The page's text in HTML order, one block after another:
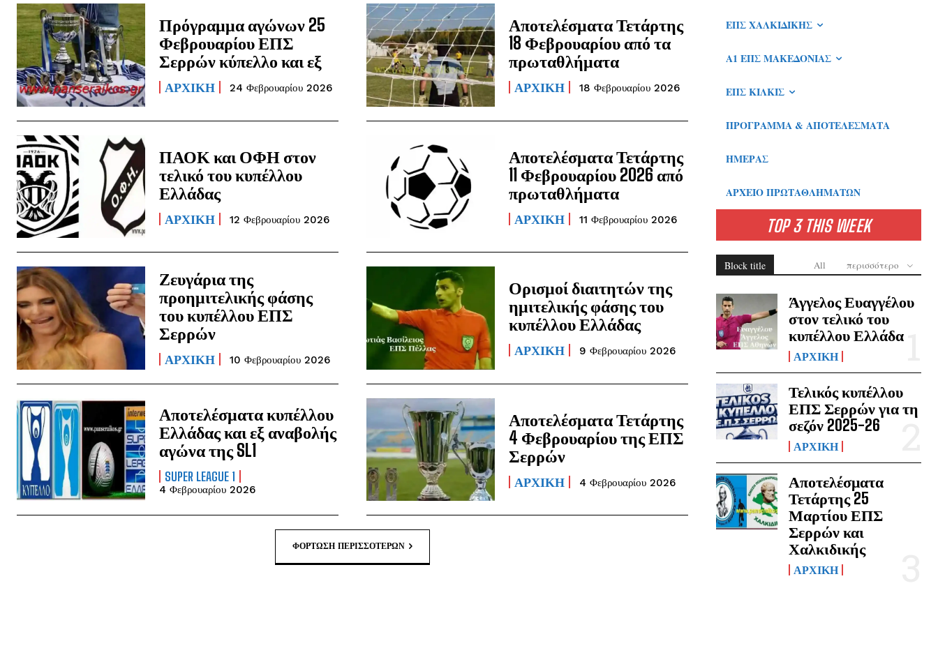
Πρόγραμμα αγώνων 25
Φεβρουαρίου ΕΠΣ
Σερρών κύπελλο και εξ
ΑΡΧΙΚΗ 24 Φεβρουαρίου 2026
Αποτελέσματα Τετάρτης
18 Φεβρουαρίου από τα
πρωταθλήματα
ΑΡΧΙΚΗ 18 Φεβρουαρίου 2026
ΠΑΟΚ και ΟΦΗ στον
τελικό του κυπέλλου
Ελλάδας
ΑΡΧΙΚΗ 12 Φεβρουαρίου 2026
Αποτελέσματα Τετάρτης
11 Φεβρουαρίου 2026 από
πρωταθλήματα
ΑΡΧΙΚΗ 11 Φεβρουαρίου 2026
Ζευγάρια της
προημιτελικής φάσης
του κυπέλλου ΕΠΣ
Σερρών
ΑΡΧΙΚΗ 10 Φεβρουαρίου 2026
Ορισμοί διαιτητών της
ημιτελικής φάσης του
κυπέλλου Ελλάδας
ΑΡΧΙΚΗ 9 Φεβρουαρίου 2026
Αποτελέσματα κυπέλλου
Ελλάδας και εξ αναβολής
αγώνα της SL1
SUPER LEAGUE 1
4 Φεβρουαρίου 2026
Αποτελέσματα Τετάρτης
4 Φεβρουαρίου της ΕΠΣ
Σερρών
ΑΡΧΙΚΗ 4 Φεβρουαρίου 2026
ΦΌΡΤΩΣΗ ΠΕΡΙΣΣΟΤΈΡΩΝ
ΕΠΣ ΧΑΛΚΙΔΙΚΉΣ
Α1 ΕΠΣ ΜΑΚΕΔΟΝΊΑΣ
ΕΠΣ ΚΙΛΚΊΣ
ΠΡΌΓΡΑΜΜΑ & ΑΠΟΤΕΛΈΣΜΑΤΑ
ΗΜΈΡΑΣ
ΑΡΧΕΊΟ ΠΡΩΤΑΘΛΗΜΆΤΩΝ
TOP 3 THIS WEEK
Block title All περισσότερο
Άγγελος Ευαγγέλου
στον τελικό του
κυπέλλου Ελλάδα
ΑΡΧΙΚΗ
Τελικός κυπέλλου
ΕΠΣ Σερρών για τη
σεζόν 2025-26
ΑΡΧΙΚΗ
Αποτελέσματα
Τετάρτης 25
Μαρτίου ΕΠΣ
Σερρών και
Χαλκιδικής
ΑΡΧΙΚΗ